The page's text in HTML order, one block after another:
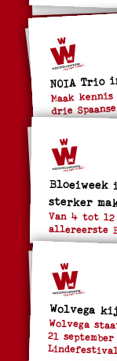
NOIA
Maak
drie
Bloeiweek
sterker
Van 4 tot
allereerste
Wolvega
Wolvega
21